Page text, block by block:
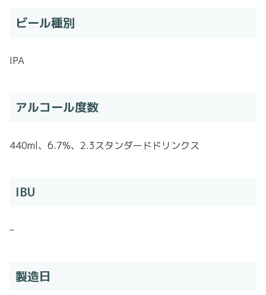
ビール種別
IPA
アルコール度数
440ml、6.7%、2.3スタンダードドリンクス
IBU
–
製造日